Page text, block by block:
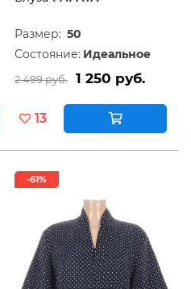
Размер: 50
Состояние: Идеальное
2 499 руб. 1 250 руб.
13
-61%